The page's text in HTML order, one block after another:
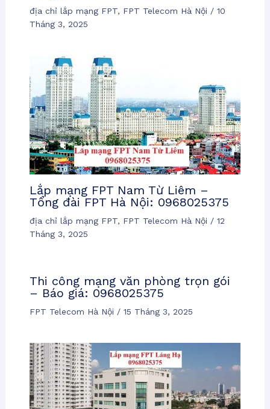
địa chỉ lắp mạng FPT, FPT Telecom Hà Nội / 10
Tháng 3, 2025
Lắp mạng FPT Nam Từ Liêm –
Tổng đài FPT Hà Nội: 0968025375
địa chỉ lắp mạng FPT, FPT Telecom Hà Nội / 12
Tháng 3, 2025
Thi công mạng văn phòng trọn gói
– Báo giá: 0968025375
FPT Telecom Hà Nội / 15 Tháng 3, 2025